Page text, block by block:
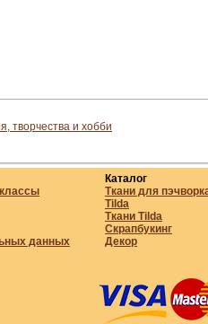
творчества и хобби
данных
Каталог
Ткани для
Tilda
Ткани Tilda
Скрапбукинг
Декор